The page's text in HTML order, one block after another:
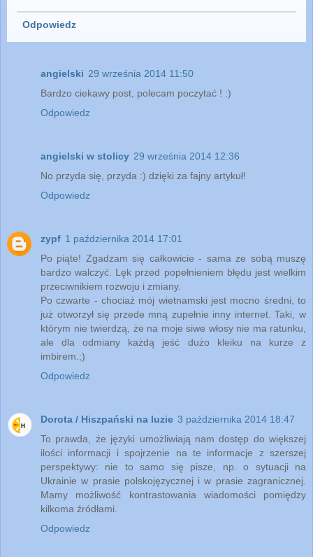
Odpowiedz
angielski 29 września 2014 11:50
Bardzo ciekawy post, polecam poczytać ! :)
Odpowiedz
angielski w stolicy 29 września 2014 12:36
No przyda się, przyda :) dzięki za fajny artykuł!
Odpowiedz
zypf 1 października 2014 17:01
Po piąte! Zgadzam się całkowicie - sama ze sobą muszę
bardzo walczyć. Lęk przed popełnieniem błędu jest wielkim
przeciwnikiem rozwoju i zmiany.
Po czwarte - chociaż mój wietnamski jest mocno średni, to
już otworzył się przede mną zupełnie inny internet. Taki, w
którym nie twierdzą, że na moje siwe włosy nie ma ratunku,
ale dla odmiany każdą jeść dużo kleiku na kurze z
imbirem.;)
Odpowiedz
Dorota / Hiszpański na luzie 3 października 2014 18:47
To prawda, że języki umożliwiają nam dostęp do większej
ilości informacji i spojrzenie na te informacje z szerszej
perspektywy: nie to samo się pisze, np. o sytuacji na
Ukrainie w prasie polskojęzycznej i w prasie zagranicznej.
Mamy możliwość kontrastowania wiadomości pomiędzy
kilkoma źródłami.
Odpowiedz